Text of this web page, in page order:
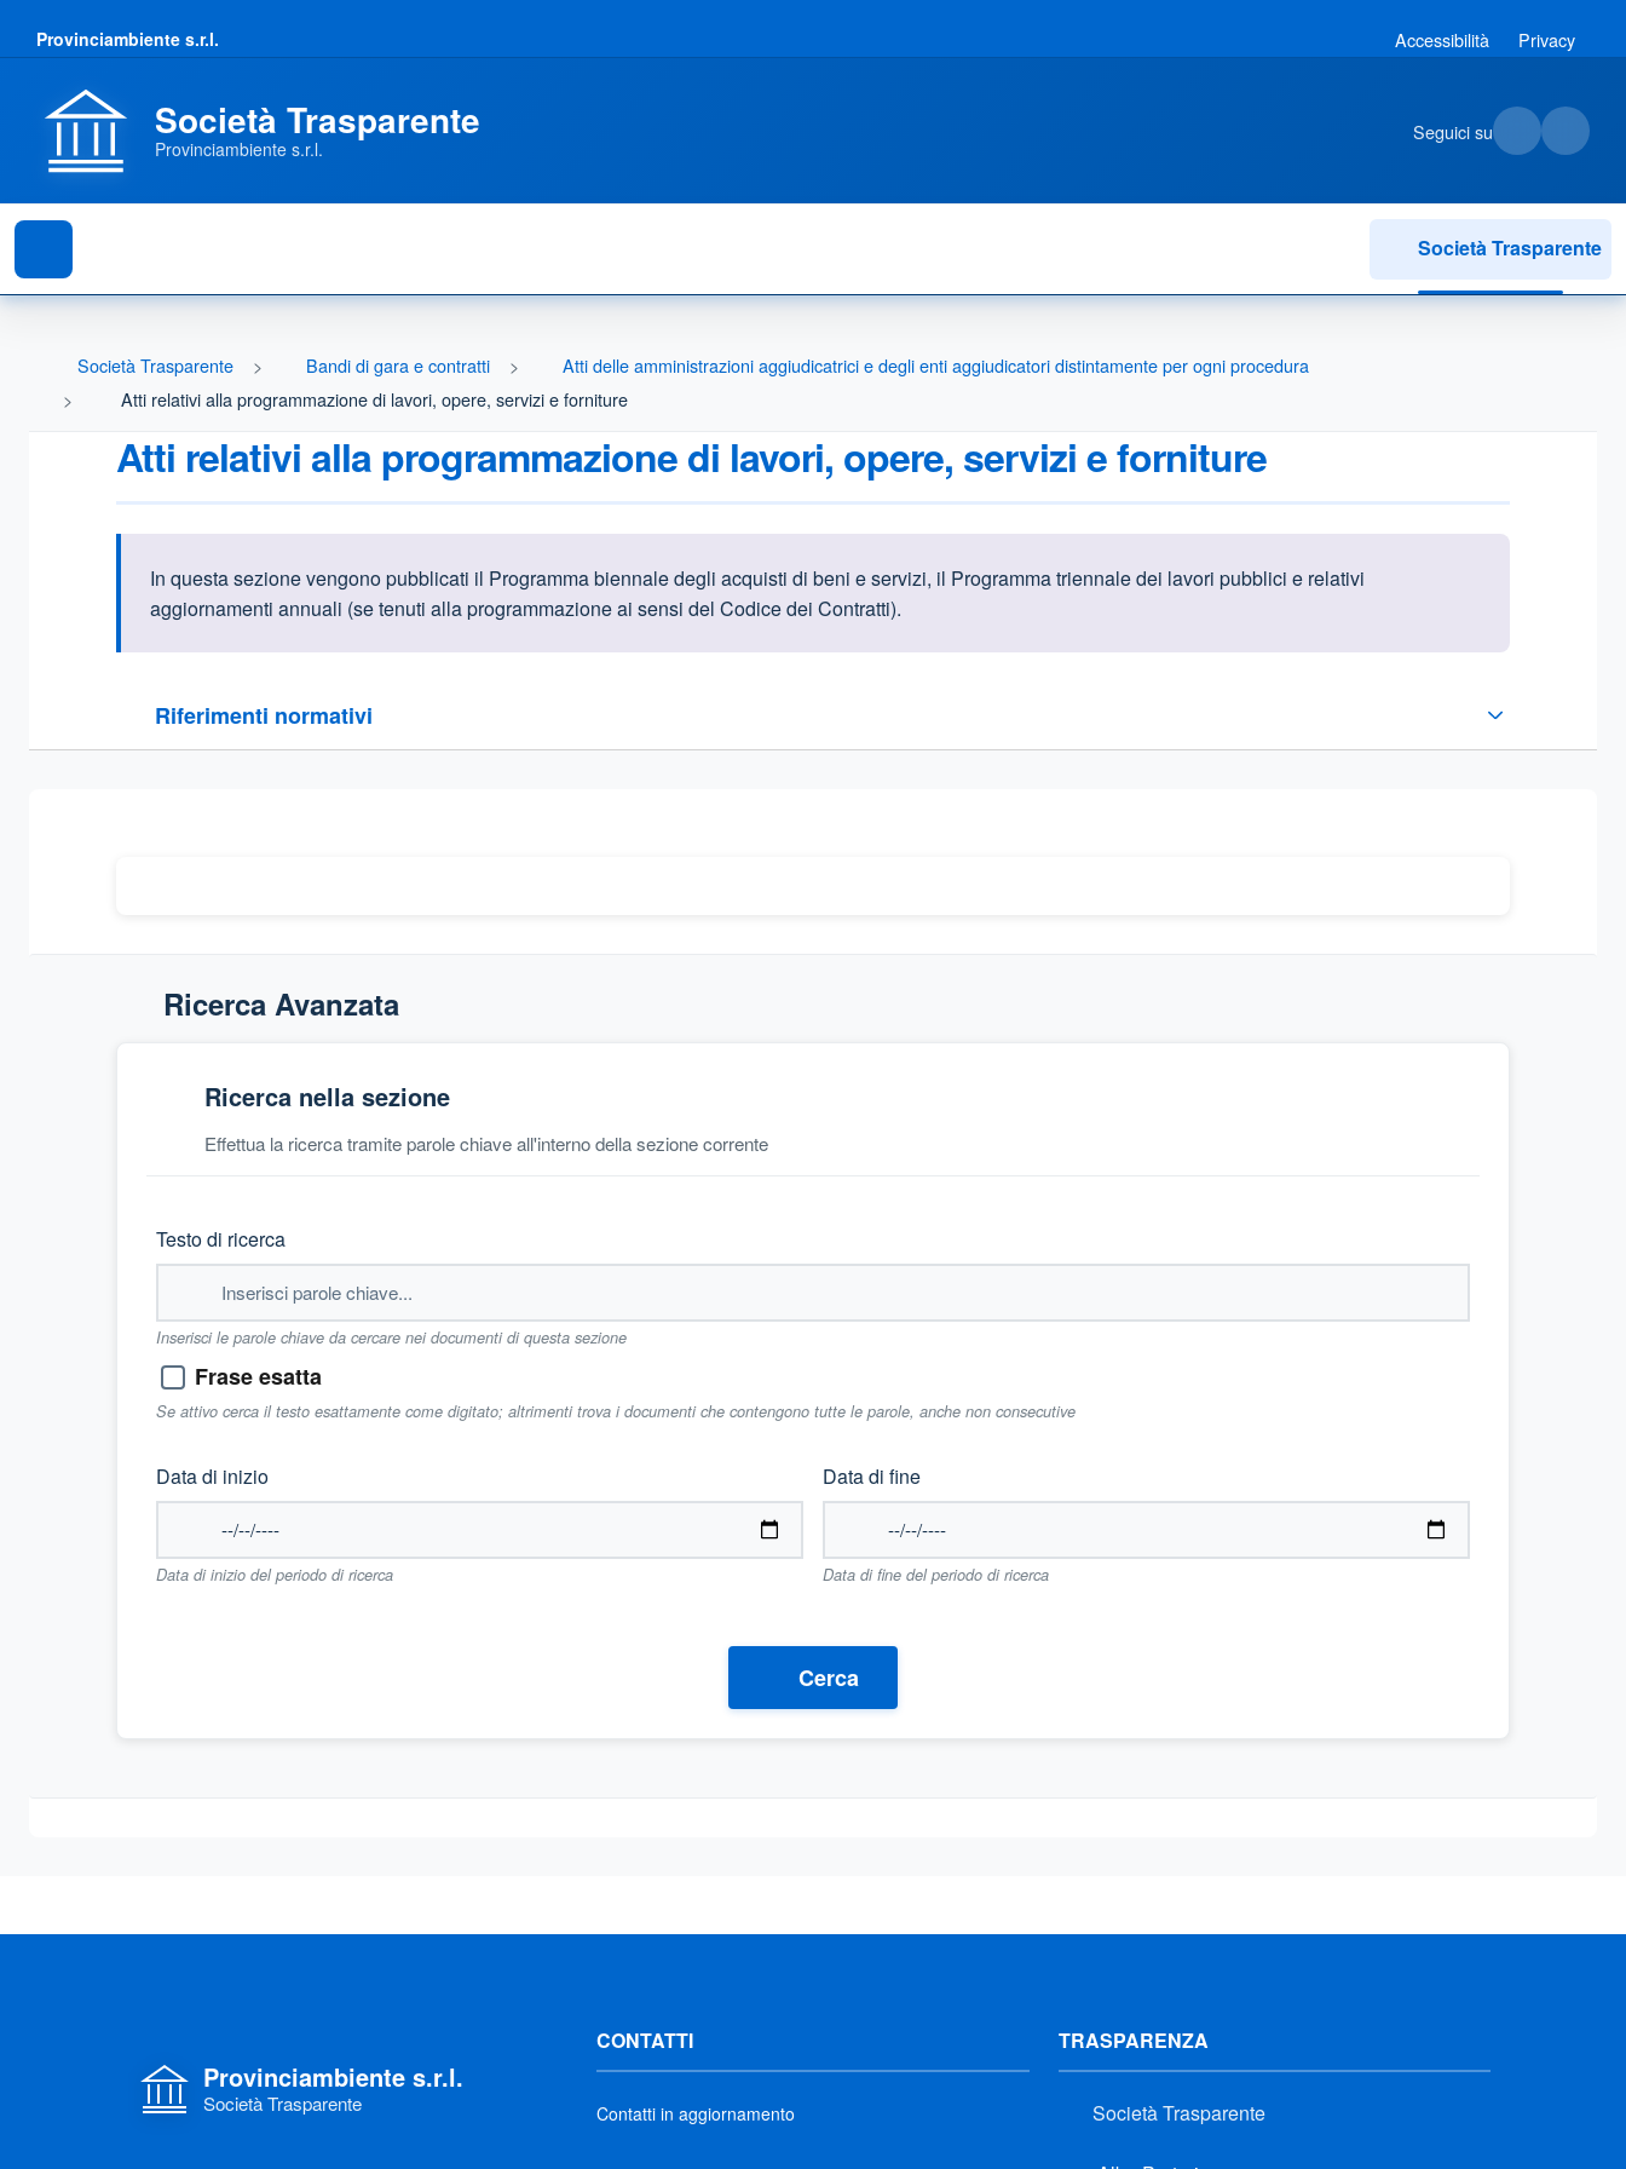
Provinciambiente s.r.l. Accessibilità Privacy
Società Trasparente
Provinciambiente s.r.l.
Seguici su
Società Trasparente
Società Trasparente Bandi di gara e contratti
Atti delle amministrazioni aggiudicatrici e degli enti aggiudicatori distintamente per ogni procedura
Atti relativi alla programmazione di lavori, opere, servizi e forniture
Atti relativi alla programmazione di lavori, opere, servizi e forniture
Informazioni introduttive
In questa sezione vengono pubblicati il Programma biennale degli acquisti di beni e servizi, il Programma triennale dei lavori pubblici e relativi
aggiornamenti annuali (se tenuti alla programmazione ai sensi del Codice dei Contratti).
Riferimenti normativi
Sezione compressa
Ricerca Avanzata
Ricerca nella sezione
Effettua la ricerca tramite parole chiave all'interno della sezione corrente
Testo di ricerca
Inserisci le parole chiave da cercare nei documenti di questa sezione
Frase esatta
Se attivo cerca il testo esattamente come digitato; altrimenti trova i documenti che contengono tutte le parole, anche non consecutive
Data di inizio
Data di inizio del periodo di ricerca
Data di fine
Data di fine del periodo di ricerca
Cerca
Provinciambiente s.r.l.
Società Trasparente
CONTATTI
Contatti in aggiornamento
TRASPARENZA
Società Trasparente